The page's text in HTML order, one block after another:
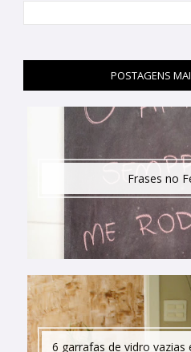
POSTAGENS
Frases no
6 garrafas de vidro vazias